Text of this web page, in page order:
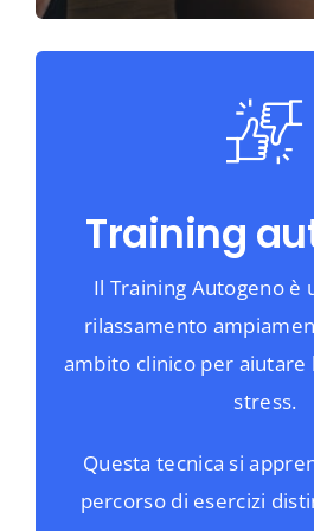
Training
Il Training Autogeno è
rilassamento
ambito clinico per aiutare
stress.
Questa tecnica si
percorso di esercizi